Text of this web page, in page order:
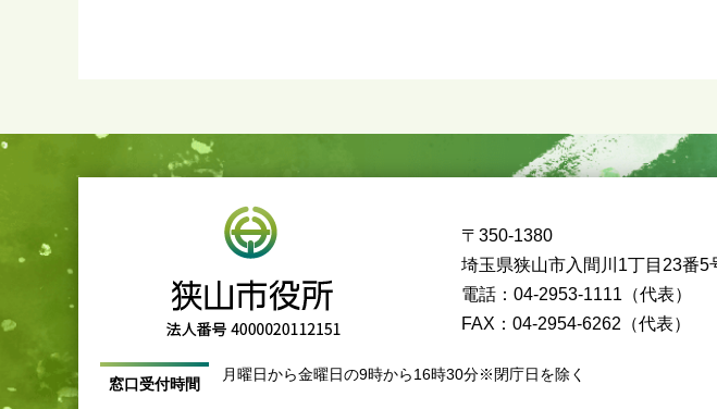
〒350-1380
埼玉県狭山市入間川1丁目23番5
電話：04-2953-1111（代表）
FAX：04-2954-6262（代表）
窓口受付時間
月曜日から金曜日の9時から16時30分※閉庁日を除く